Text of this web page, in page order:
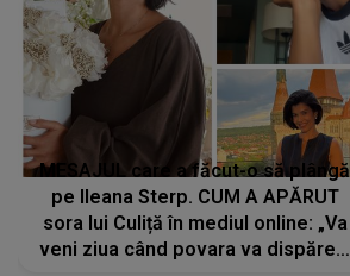
MESAJUL care a făcut-o să plângă
pe Ileana Sterp. CUM A APĂRUT
sora lui Culiță în mediul online: „Va
veni ziua când povara va dispărea,